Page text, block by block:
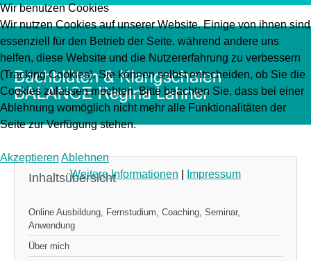
Inhaltsübersicht
Online Ausbildung, Fernstudium, Coaching, Seminar,
Anwendung
Über mich
Wir benutzen Cookies
Wir nutzen Cookies auf unserer Website. Einige von ihnen sind
essenziell für den Betrieb der Seite, während andere uns
helfen, diese Website und die Nutzererfahrung zu verbessern
(Tracking Cookies). Sie können selbst entscheiden, ob Sie die
Cookies zulassen möchten. Bitte beachten Sie, dass bei einer
Ablehnung womöglich nicht mehr alle Funktionalitäten der
Seite zur Verfügung stehen.
AkzeptierenAblehnen
Weitere Informationen
Impressum